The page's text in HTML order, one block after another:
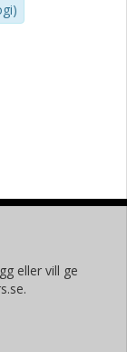
eller vill ge